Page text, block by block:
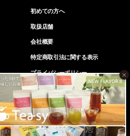
×
初めての方へ
取扱店舗
会社概要
特定商取引法に関する表示
プライバシーポリシー